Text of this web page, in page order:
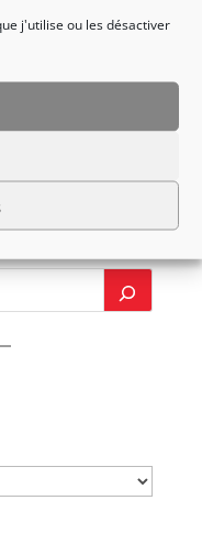
j'utilise ou les désactiver
Glarus, où l’équipe